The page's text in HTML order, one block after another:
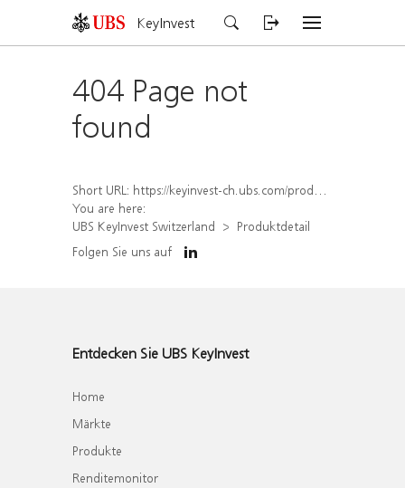
KeyInvest
404 Page not
found
Short URL: https://keyinvest-ch.ubs.com/produkt/detail/index/isin/CH1570497391
You are here:
UBS KeyInvest Switzerland
Produktdetail
Folgen Sie uns auf
Entdecken Sie UBS KeyInvest
Home
Märkte
Produkte
Renditemonitor